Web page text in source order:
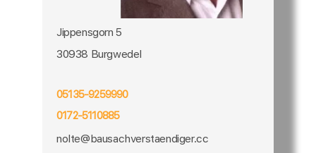
Jippensgorn 5
30938 Burgwedel
05135-9259990
0172-5110885
nolte@bausachverstaendiger.cc